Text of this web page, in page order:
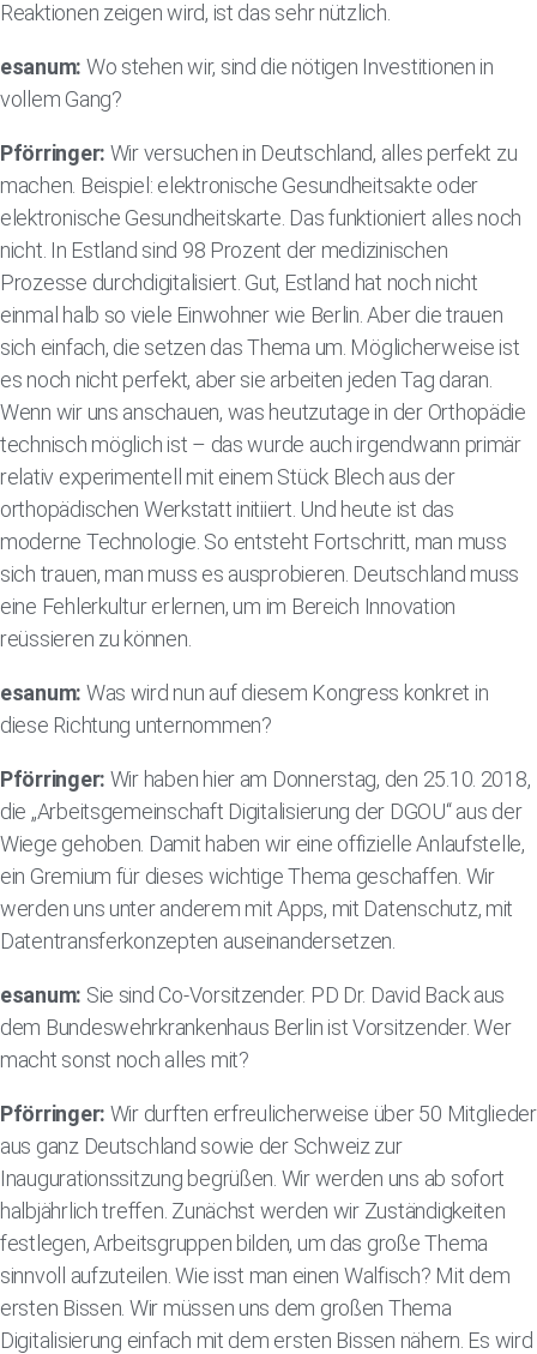
Reaktionen zeigen wird, ist das sehr nützlich.
esanum: Wo stehen wir, sind die nötigen Investitionen in
vollem Gang?
Pförringer: Wir versuchen in Deutschland, alles perfekt zu
machen. Beispiel: elektronische Gesundheitsakte oder
elektronische Gesundheitskarte. Das funktioniert alles noch
nicht. In Estland sind 98 Prozent der medizinischen
Prozesse durchdigitalisiert. Gut, Estland hat noch nicht
einmal halb so viele Einwohner wie Berlin. Aber die trauen
sich einfach, die setzen das Thema um. Möglicherweise ist
es noch nicht perfekt, aber sie arbeiten jeden Tag daran.
Wenn wir uns anschauen, was heutzutage in der Orthopädie
technisch möglich ist – das wurde auch irgendwann primär
relativ experimentell mit einem Stück Blech aus der
orthopädischen Werkstatt initiiert. Und heute ist das
moderne Technologie. So entsteht Fortschritt, man muss
sich trauen, man muss es ausprobieren. Deutschland muss
eine Fehlerkultur erlernen, um im Bereich Innovation
reüssieren zu können.
esanum: Was wird nun auf diesem Kongress konkret in
diese Richtung unternommen?
Pförringer: Wir haben hier am Donnerstag, den 25.10. 2018,
die „Arbeitsgemeinschaft Digitalisierung der DGOU“ aus der
Wiege gehoben. Damit haben wir eine offizielle Anlaufstelle,
ein Gremium für dieses wichtige Thema geschaffen. Wir
werden uns unter anderem mit Apps, mit Datenschutz, mit
Datentransferkonzepten auseinandersetzen.
esanum: Sie sind Co-Vorsitzender. PD Dr. David Back aus
dem Bundeswehrkrankenhaus Berlin ist Vorsitzender. Wer
macht sonst noch alles mit?
Pförringer: Wir durften erfreulicherweise über 50 Mitglieder
aus ganz Deutschland sowie der Schweiz zur
Inaugurationssitzung begrüßen. Wir werden uns ab sofort
halbjährlich treffen. Zunächst werden wir Zuständigkeiten
festlegen, Arbeitsgruppen bilden, um das große Thema
sinnvoll aufzuteilen. Wie isst man einen Walfisch? Mit dem
ersten Bissen. Wir müssen uns dem großen Thema
Digitalisierung einfach mit dem ersten Bissen nähern. Es wird